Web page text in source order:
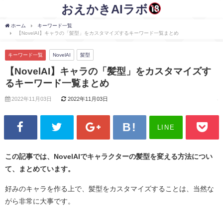
おえかきAIラボ
ホーム
キーワード一覧
【NovelAI】キャラの「髪型」をカスタマイズするキーワード一覧まとめ
キーワード一覧 NovelAI 髪型
【NovelAI】キャラの「髪型」をカスタマイズす
るキーワード一覧まとめ
2022年11月03日 2022年11月03日
LINE
この記事では、NovelAIでキャラクターの髪型を変える方法につい
て、まとめています。
好みのキャラを作る上で、髪型をカスタマイズすることは、当然な
がら非常に大事です。